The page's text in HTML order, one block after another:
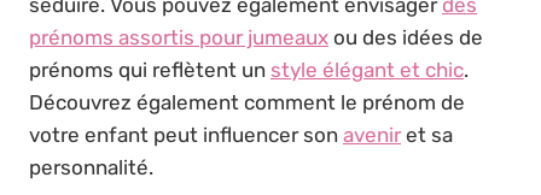
prénoms assortis pour jumeaux ou des idées de
prénoms qui reflètent un style élégant et chic.
Découvrez également comment le prénom de
votre enfant peut influencer son aveniret sa
personnalité.